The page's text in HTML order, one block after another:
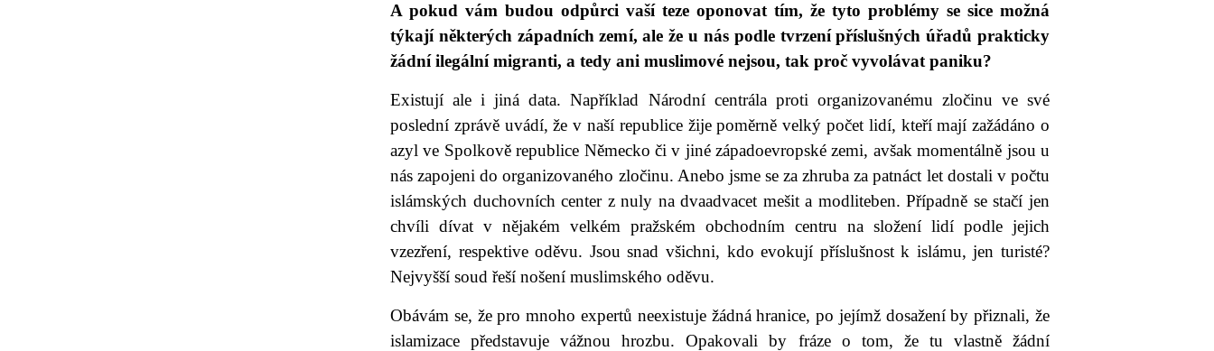
A pokud vám budou odpůrci vaší teze oponovat tím, že tyto problémy se sice možná
týkají některých západních zemí, ale že u nás podle tvrzení příslušných úřadů prakticky
žádní ilegální migranti, a tedy ani muslimové nejsou, tak proč vyvolávat paniku?
Existují ale i jiná data. Například Národní centrála proti organizovanému zločinu ve své
poslední zprávě uvádí, že v naší republice žije poměrně velký počet lidí, kteří mají zažádáno o
azyl ve Spolkově republice Německo či v jiné západoevropské zemi, avšak momentálně jsou u
nás zapojeni do organizovaného zločinu. Anebo jsme se za zhruba za patnáct let dostali v počtu
islámských duchovních center z nuly na dvaadvacet mešit a modliteben. Případně se stačí jen
chvíli dívat v nějakém velkém pražském obchodním centru na složení lidí podle jejich
vzezření, respektive oděvu. Jsou snad všichni, kdo evokují příslušnost k islámu, jen turisté?
Nejvyšší soud řeší nošení muslimského oděvu.
Obávám se, že pro mnoho expertů neexistuje žádná hranice, po jejímž dosažení by přiznali, že
islamizace představuje vážnou hrozbu. Opakovali by fráze o tom, že tu vlastně žádní